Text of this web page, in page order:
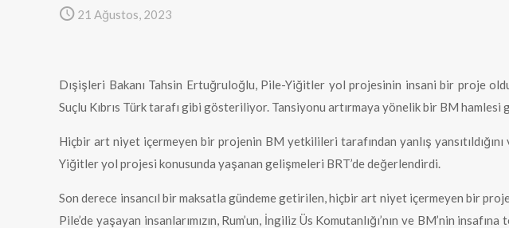
21 Ağustos, 2023
Dışişleri Bakanı Tahsin Ertuğruloğlu, Pile-Yiğitler yol projesinin insani bir proje
Suçlu Kıbrıs Türk tarafı gibi gösteriliyor. Tansiyonu artırmaya yönelik bir BM
Hiçbir art niyet içermeyen bir projenin BM yetkilileri tarafından yanlış
Yiğitler yol projesi konusunda yaşanan gelişmeleri BRT’de değerlendirdi.
Son derece insancıl bir maksatla gündeme getirilen, hiçbir art niyet içermeyen bir
Pile’de yaşayan insanlarımızın, Rum’un, İngiliz Üs Komutanlığı’nın ve BM’nin